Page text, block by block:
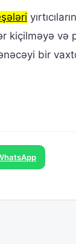
kiçilməyə
bir